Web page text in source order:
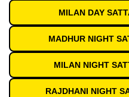
MILAN DAY
MADHUR NIGHT
MILAN NIGHT
RAJDHANI NIGHT